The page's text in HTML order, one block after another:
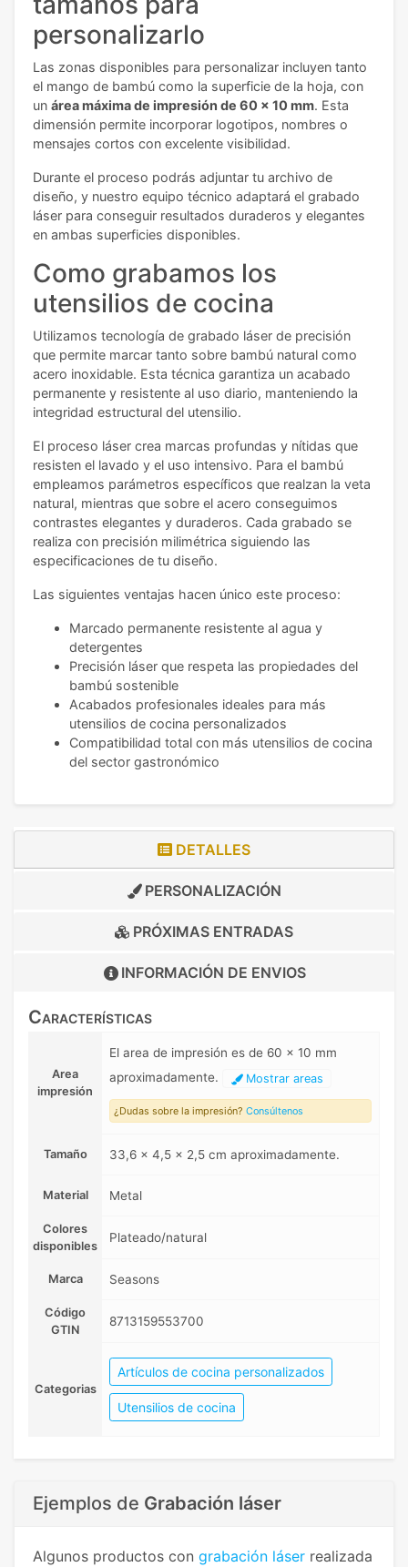
personalizarlo
Las zonas disponibles para personalizar incluyen tanto
el mango de bambú como la superficie de la hoja, con
un área máxima de impresión de 60 x 10 mm. Esta
dimensión permite incorporar logotipos, nombres o
mensajes cortos con excelente visibilidad.
Durante el proceso podrás adjuntar tu archivo de
diseño, y nuestro equipo técnico adaptará el grabado
láser para conseguir resultados duraderos y elegantes
en ambas superficies disponibles.
Como grabamos los
utensilios de cocina
Utilizamos tecnología de grabado láser de precisión
que permite marcar tanto sobre bambú natural como
acero inoxidable. Esta técnica garantiza un acabado
permanente y resistente al uso diario, manteniendo la
integridad estructural del utensilio.
El proceso láser crea marcas profundas y nítidas que
resisten el lavado y el uso intensivo. Para el bambú
empleamos parámetros específicos que realzan la veta
natural, mientras que sobre el acero conseguimos
contrastes elegantes y duraderos. Cada grabado se
realiza con precisión milimétrica siguiendo las
especificaciones de tu diseño.
Las siguientes ventajas hacen único este proceso:
Marcado permanente resistente al agua y
detergentes
Precisión láser que respeta las propiedades del
bambú sostenible
Acabados profesionales ideales para más
utensilios de cocina personalizados
Compatibilidad total con más utensilios de cocina
del sector gastronómico
DETALLES
PERSONALIZACIÓN
PRÓXIMAS ENTRADAS
INFORMACIÓN DE ENVIOS
Características
Area
impresión
El area de impresión es de 60 x 10 mm
aproximadamente.
Mostrar areas
¿Dudas sobre la impresión? Consúltenos
Tamaño 33,6 x 4,5 x 2,5 cm aproximadamente.
Material Metal
Colores
disponibles
Plateado/natural
Marca Seasons
Código
GTIN
8713159553700
Categorias
Artículos de cocina personalizados
Utensilios de cocina
Ejemplos de Grabación láser
Algunos productos con grabación láser realizada